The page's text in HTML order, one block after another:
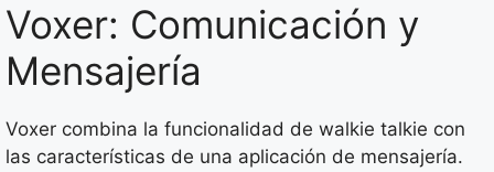
Voxer: Comunicación y
Mensajería
Voxer combina la funcionalidad de walkie talkie con
las características de una aplicación de mensajería.